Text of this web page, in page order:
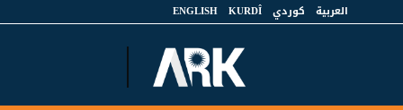
العربية كوردي KURDÎ
ENGLISH